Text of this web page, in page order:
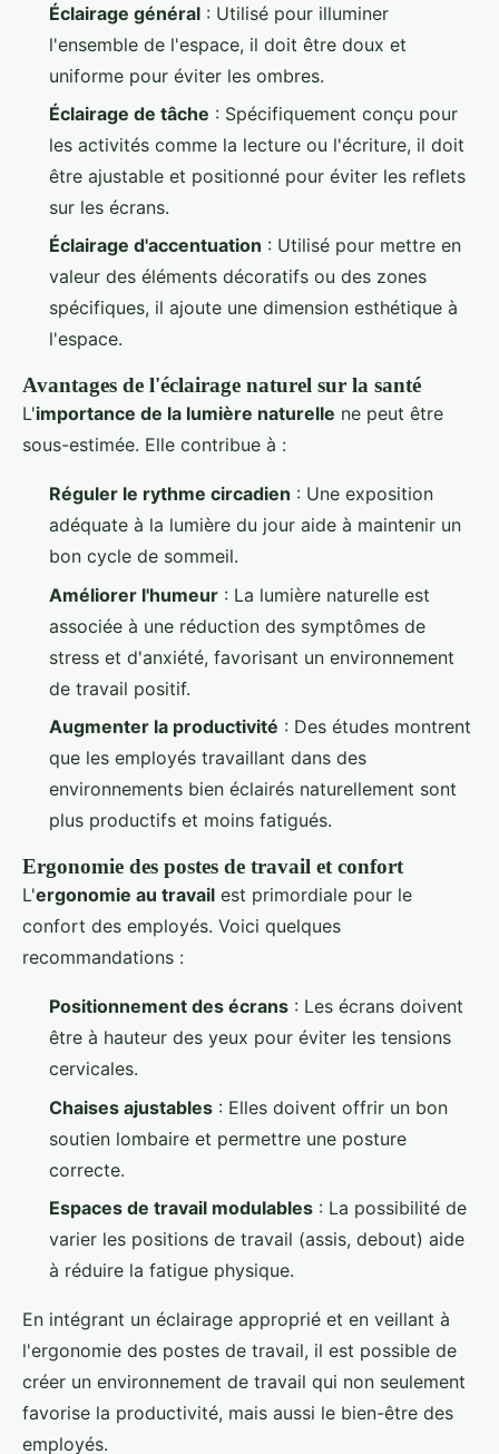
Éclairage général : Utilisé pour illuminer
l'ensemble de l'espace, il doit être doux et
uniforme pour éviter les ombres.
Éclairage de tâche : Spécifiquement conçu pour
les activités comme la lecture ou l'écriture, il doit
être ajustable et positionné pour éviter les reflets
sur les écrans.
Éclairage d'accentuation : Utilisé pour mettre en
valeur des éléments décoratifs ou des zones
spécifiques, il ajoute une dimension esthétique à
l'espace.
Avantages de l'éclairage naturel sur la santé
L'importance de la lumière naturelle ne peut être
sous-estimée. Elle contribue à :
Réguler le rythme circadien : Une exposition
adéquate à la lumière du jour aide à maintenir un
bon cycle de sommeil.
Améliorer l'humeur : La lumière naturelle est
associée à une réduction des symptômes de
stress et d'anxiété, favorisant un environnement
de travail positif.
Augmenter la productivité : Des études montrent
que les employés travaillant dans des
environnements bien éclairés naturellement sont
plus productifs et moins fatigués.
Ergonomie des postes de travail et confort
L'ergonomie au travail est primordiale pour le
confort des employés. Voici quelques
recommandations :
Positionnement des écrans : Les écrans doivent
être à hauteur des yeux pour éviter les tensions
cervicales.
Chaises ajustables : Elles doivent offrir un bon
soutien lombaire et permettre une posture
correcte.
Espaces de travail modulables : La possibilité de
varier les positions de travail (assis, debout) aide
à réduire la fatigue physique.
En intégrant un éclairage approprié et en veillant à
l'ergonomie des postes de travail, il est possible de
créer un environnement de travail qui non seulement
favorise la productivité, mais aussi le bien-être des
employés.